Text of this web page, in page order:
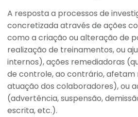
A resposta a processos de
concretizada através de ações
como a criação ou alteração de
realização de treinamentos, ou
internos), ações remediadoras
de controle, ao contrário,
atuação dos colaboradores), ou
(advertência, suspensão,
escrita, etc.).